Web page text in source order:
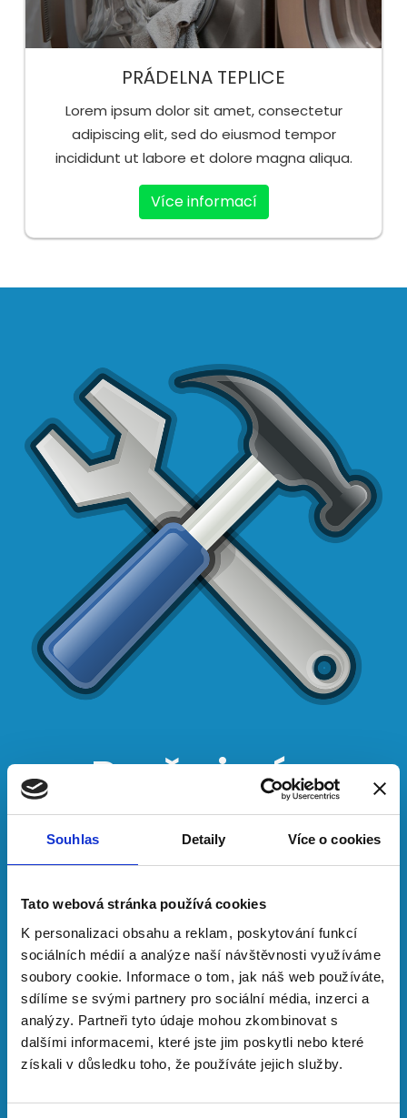
Souhlas Detaily Více o cookies
Tato webová stránka používá cookies
K personalizaci obsahu a reklam, poskytování funkcí
sociálních médií a analýze naší návštěvnosti využíváme
soubory cookie. Informace o tom, jak náš web používáte,
sdílíme se svými partnery pro sociální média, inzerci a
analýzy. Partneři tyto údaje mohou zkombinovat s
dalšími informacemi, které jste jim poskytli nebo které
získali v důsledku toho, že používáte jejich služby.
PRÁDELNA TEPLICE
Lorem ipsum dolor sit amet, consectetur
adipiscing elit, sed do eiusmod tempor
incididunt ut labore et dolore magna aliqua.
Více informací
Proč si nás
vybrat ?
Přizpůsobili jsme naše vodo topo
služby požadavkům domácností,
firem i státní správy
Naše práce přináší zákazníkům
užitek mnoho let po jejím
dokončení
Pomáháme vám tak snižovat
náklady na budoucí servis a